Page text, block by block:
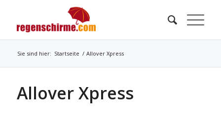
Sie sind hier: Startseite / Allover Xpress
Allover Xpress